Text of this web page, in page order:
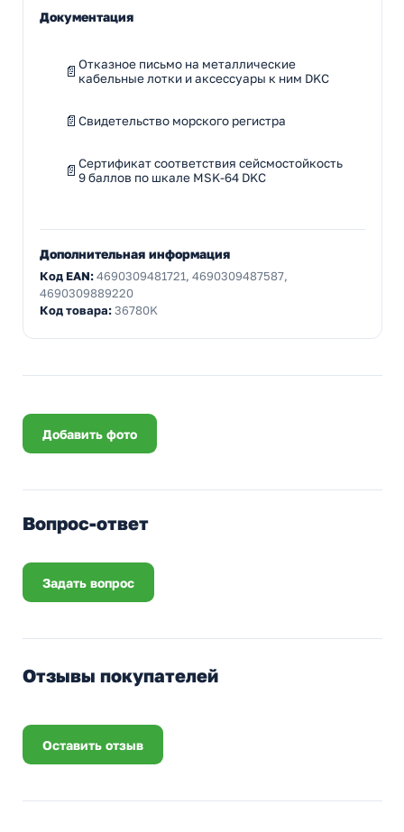
Документация
Отказное письмо на металлические
кабельные лотки и аксессуары к ним DKC
Свидетельство морского регистра
Сертификат соответствия сейсмостойкость
9 баллов по шкале MSK-64 DKC
Дополнительная информация
Код EAN:4690309481721, 4690309487587,
4690309889220
Код товара:36780K
Добавить фото
Вопрос-ответ
Задать вопрос
Отзывы покупателей
Оставить отзыв